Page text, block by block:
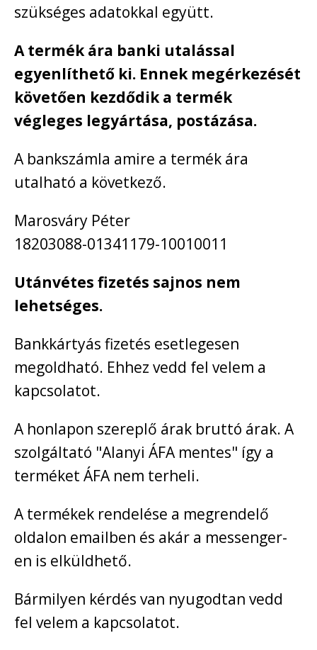
szükséges adatokkal együtt.
A termék ára banki utalással
egyenlíthető ki. Ennek megérkezését
követően kezdődik a termék
végleges legyártása, postázása.
A bankszámla amire a termék ára
utalható a következő.
Marosváry Péter
18203088-01341179-10010011
Utánvétes fizetés sajnos nem
lehetséges.
Bankkártyás fizetés esetlegesen
megoldható. Ehhez vedd fel velem a
kapcsolatot.
A honlapon szereplő árak bruttó árak. A
szolgáltató "Alanyi ÁFA mentes" így a
terméket ÁFA nem terheli.
A termékek rendelése a megrendelő
oldalon emailben és akár a messenger-
en is elküldhető.
Bármilyen kérdés van nyugodtan vedd
fel velem a kapcsolatot.